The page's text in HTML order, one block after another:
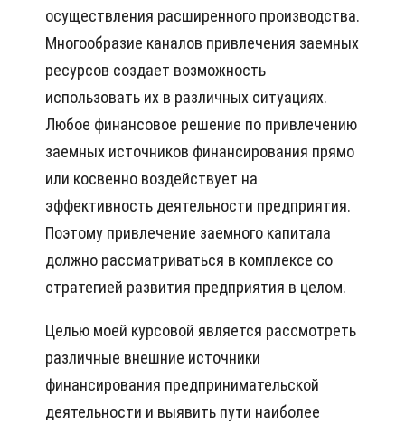
осуществления расширенного производства.
Многообразие каналов привлечения заемных
ресурсов создает возможность
использовать их в различных ситуациях.
Любое финансовое решение по привлечению
заемных источников финансирования прямо
или косвенно воздействует на
эффективность деятельности предприятия.
Поэтому привлечение заемного капитала
должно рассматриваться в комплексе со
стратегией развития предприятия в целом.
Целью моей курсовой является рассмотреть
различные внешние источники
финансирования предпринимательской
деятельности и выявить пути наиболее